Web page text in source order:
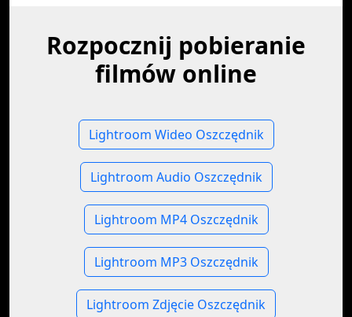
Rozpocznij pobieranie
filmów online
Lightroom Wideo Oszczędnik
Lightroom Audio Oszczędnik
Lightroom MP4 Oszczędnik
Lightroom MP3 Oszczędnik
Lightroom Zdjęcie Oszczędnik